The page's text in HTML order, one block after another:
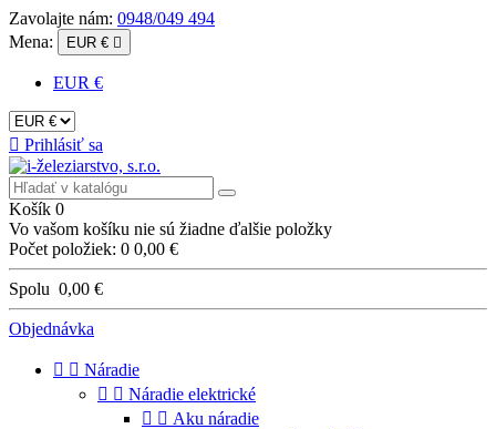
Zavolajte nám: 0948/049 494
Mena:
EUR € 
EUR €
 Prihlásiť sa
Košík 0
Vo vašom košíku nie sú žiadne ďalšie položky
Počet položiek: 0 0,00 €
Spolu 0,00 €
Objednávka
  Náradie
  Náradie elektrické
  Aku náradie